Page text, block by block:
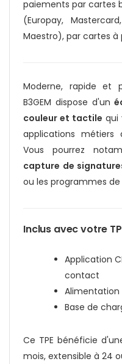
paiements par cartes
(Europay,
Maestro), par cartes
Moderne, rapide et
B3GEM dispose d'un
couleur et tactile qui
applications métiers
Vous pourrez
capture de
ou les programmes
Inclus avec votre
Application
contact
Base de
Ce TPE bénéficie
mois, extensible à 24